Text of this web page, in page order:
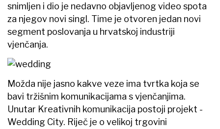
snimljen i dio je nedavno objavljenog video spota
za njegov novi singl. Time je otvoren jedan novi
segment poslovanja u hrvatskoj industriji
vjenčanja.
Možda nije jasno kakve veze ima tvrtka koja se
bavi tržišnim komunikacijama s vjenčanjima.
Unutar Kreativnih komunikacija postoji projekt -
Wedding City. Riječ je o velikoj trgovini